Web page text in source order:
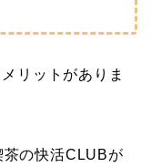
リットがありま
の快活CLUBが